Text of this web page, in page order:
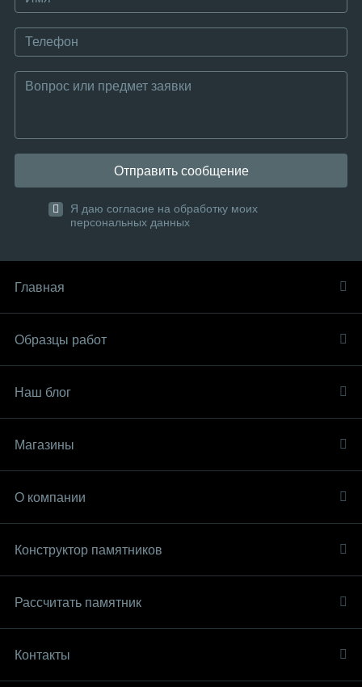
Отправить сообщение
Я даю согласие на обработку моих
персональных данных
Главная
Образцы работ
Наш блог
Магазины
О компании
Конструктор памятников
Рассчитать памятник
Контакты